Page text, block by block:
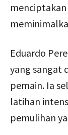
Eduardo
yang sangat
pemain. Ia
latihan
pemulihan